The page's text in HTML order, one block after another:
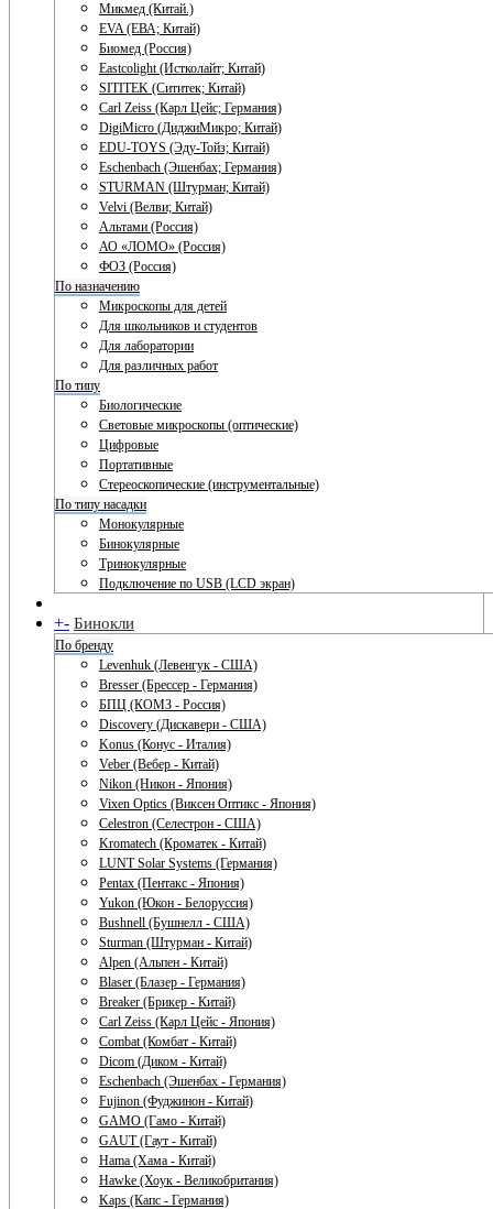
Микмед (Китай.)
EVA (ЕВА; Китай)
Биомед (Россия)
Eastcolight (Истколайт; Китай)
SITITEK (Сититек; Китай)
Carl Zeiss (Карл Цейс; Германия)
DigiMicro (ДиджиМикро; Китай)
EDU-TOYS (Эду-Тойз; Китай)
Eschenbach (Эшенбах; Германия)
STURMAN (Штурман; Китай)
Velvi (Велви; Китай)
Альтами (Россия)
АО «ЛОМО» (Россия)
ФОЗ (Россия)
По назначению
Микроскопы для детей
Для школьников и студентов
Для лаборатории
Для различных работ
По типу
Биологические
Световые микроскопы (оптические)
Цифровые
Портативные
Стереоскопические (инструментальные)
По типу насадки
Монокулярные
Бинокулярные
Тринокулярные
Подключение по USB (LCD экран)
+- Бинокли
По бренду
Levenhuk (Левенгук - США)
Bresser (Брессер - Германия)
БПЦ (КОМЗ - Россия)
Discovery (Дискавери - США)
Konus (Конус - Италия)
Veber (Вебер - Китай)
Nikon (Никон - Япония)
Vixen Optics (Виксен Оптикс - Япония)
Celestron (Селестрон - США)
Kromatech (Кроматек - Китай)
LUNT Solar Systems (Германия)
Pentax (Пентакс - Япония)
Yukon (Юкон - Белоруссия)
Bushnell (Бушнелл - США)
Sturman (Штурман - Китай)
Alpen (Альпен - Китай)
Blaser (Блазер - Германия)
Breaker (Брикер - Китай)
Carl Zeiss (Карл Цейс - Япония)
Combat (Комбат - Китай)
Dicom (Диком - Китай)
Eschenbach (Эшенбах - Германия)
Fujinon (Фуджинон - Китай)
GAMO (Гамо - Китай)
GAUT (Гаут - Китай)
Hama (Хама - Китай)
Hawke (Хоук - Великобритания)
Kaps (Капс - Германия)